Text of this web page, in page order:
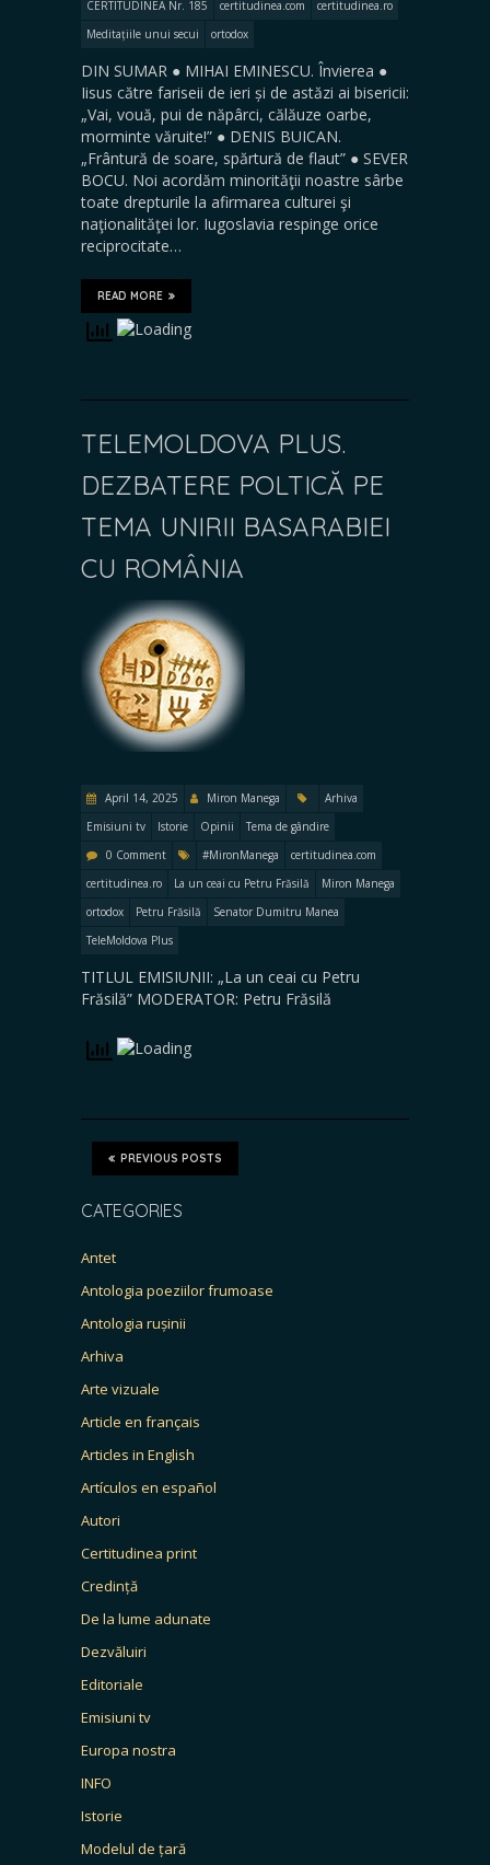
CERTITUDINEA Nr. 185
certitudinea.com
certitudinea.ro
Meditațiile unui secui
ortodox
DIN SUMAR ● MIHAI EMINESCU. Învierea ●
Iisus către fariseii de ieri și de astăzi ai bisericii:
„Vai, vouă, pui de năpârci, călăuze oarbe,
morminte văruite!” ● DENIS BUICAN.
„Frântură de soare, spărtură de flaut” ● SEVER
BOCU. Noi acordăm minorităţii noastre sârbe
toate drepturile la afirmarea culturei şi
naţionalităţei lor. Iugoslavia respinge orice
reciprocitate…
READ MORE
TELEMOLDOVA PLUS.
DEZBATERE POLTICĂ PE
TEMA UNIRII BASARABIEI
CU ROMÂNIA
April 14, 2025 Miron Manega
Arhiva
Emisiuni tv
Istorie Opinii
Tema de gândire
0 Comment
#MironManega
certitudinea.com
certitudinea.ro
La un ceai cu Petru Frăsilă
Miron Manega
ortodox
Petru Frăsilă
Senator Dumitru Manea
TeleMoldova Plus
TITLUL EMISIUNII: „La un ceai cu Petru
Frăsilă” MODERATOR: Petru Frăsilă
PREVIOUS POSTS
CATEGORIES
Antet
Antologia poeziilor frumoase
Antologia rușinii
Arhiva
Arte vizuale
Article en français
Articles in English
Artículos en español
Autori
Certitudinea print
Credință
De la lume adunate
Dezvăluiri
Editoriale
Emisiuni tv
Europa nostra
INFO
Istorie
Modelul de țară